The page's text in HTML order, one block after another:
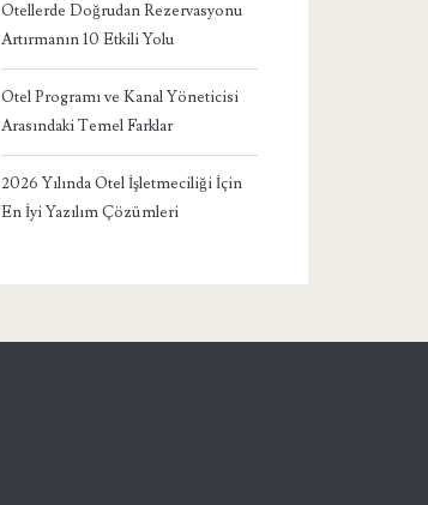
Otellerde Doğrudan Rezervasyonu
Artırmanın 10 Etkili Yolu
Otel Programı ve Kanal Yöneticisi
Arasındaki Temel Farklar
2026 Yılında Otel İşletmeciliği İçin
En İyi Yazılım Çözümleri